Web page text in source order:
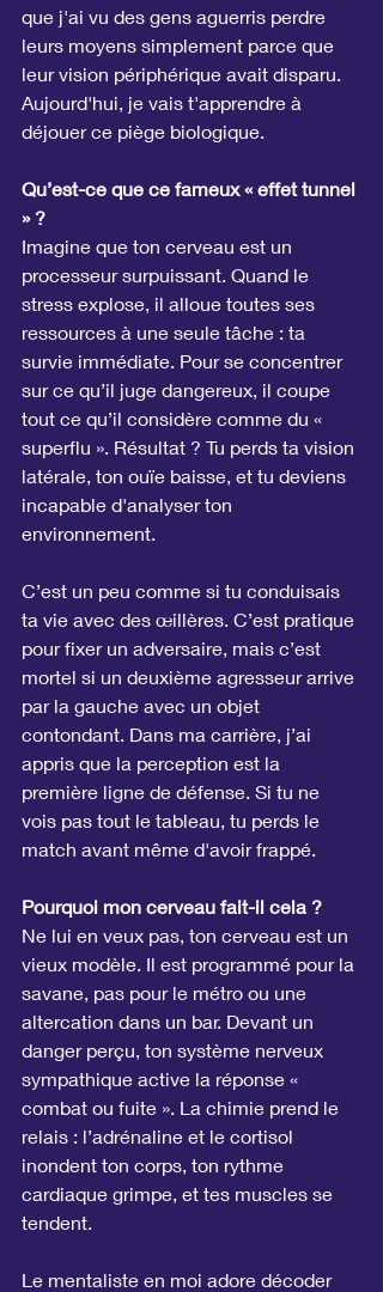
que j'ai vu des gens aguerris perdre
leurs moyens simplement parce que
leur vision périphérique avait disparu.
Aujourd'hui, je vais t'apprendre à
déjouer ce piège biologique.
Qu’est-ce que ce fameux « effet tunnel
» ?
Imagine que ton cerveau est un
processeur surpuissant. Quand le
stress explose, il alloue toutes ses
ressources à une seule tâche : ta
survie immédiate. Pour se concentrer
sur ce qu’il juge dangereux, il coupe
tout ce qu’il considère comme du «
superflu ». Résultat ? Tu perds ta vision
latérale, ton ouïe baisse, et tu deviens
incapable d'analyser ton
environnement.
C’est un peu comme si tu conduisais
ta vie avec des œillères. C’est pratique
pour fixer un adversaire, mais c’est
mortel si un deuxième agresseur arrive
par la gauche avec un objet
contondant. Dans ma carrière, j’ai
appris que la perception est la
première ligne de défense. Si tu ne
vois pas tout le tableau, tu perds le
match avant même d'avoir frappé.
Pourquoi mon cerveau fait-il cela ?
Ne lui en veux pas, ton cerveau est un
vieux modèle. Il est programmé pour la
savane, pas pour le métro ou une
altercation dans un bar. Devant un
danger perçu, ton système nerveux
sympathique active la réponse «
combat ou fuite ». La chimie prend le
relais : l’adrénaline et le cortisol
inondent ton corps, ton rythme
cardiaque grimpe, et tes muscles se
tendent.
Le mentaliste en moi adore décoder